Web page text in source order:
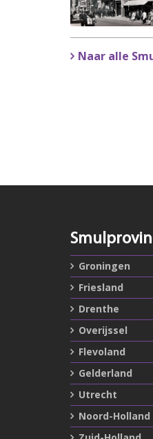
Naar alle
Groningen
Friesland
Drenthe
Overijssel
Flevoland
Gelderland
Utrecht
Noord-Holland